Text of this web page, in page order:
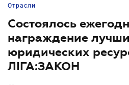
Отрасли
Состоялось
награждение
юридических
ЛІГА:ЗАКОН